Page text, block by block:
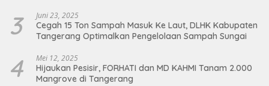
3 Juni 23, 2025
Cegah 15 Ton Sampah Masuk Ke Laut, DLHK Kabupaten
Tangerang Optimalkan Pengelolaan Sampah Sungai
4 Mei 12, 2025
Hijaukan Pesisir, FORHATI dan MD KAHMI Tanam 2.000
Mangrove di Tangerang